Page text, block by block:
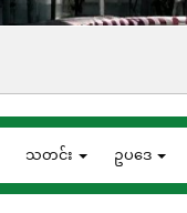
သတင်း ဥပဒေ